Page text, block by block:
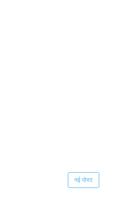
नई पोस्ट